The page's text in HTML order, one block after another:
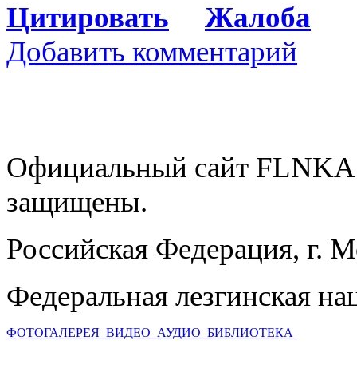
Цитировать
Жалоба
Добавить комментарий
Официальный сайт
защищены.
Российская Федерация, г.
Федеральная лезгинская
ФОТОГАЛЕРЕЯ ВИДЕО АУДИО БИБЛИОТЕКА